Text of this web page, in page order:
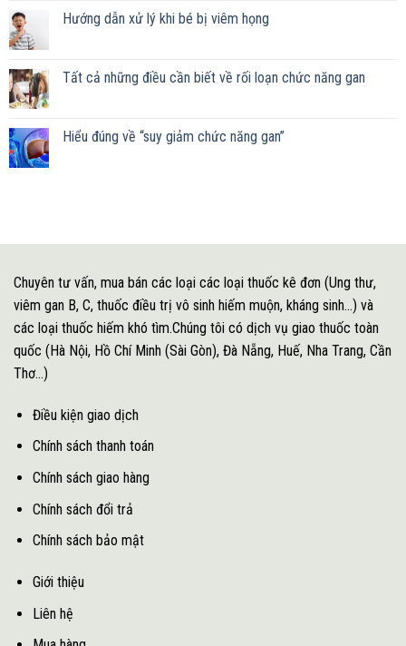
Hướng dẫn xử lý khi bé bị viêm họng
Tất cả những điều cần biết về rối loạn chức năng gan
Hiểu đúng về “suy giảm chức năng gan”
Chuyên tư vấn, mua bán các loại các loại thuốc kê đơn (Ung thư,
viêm gan B, C, thuốc điều trị vô sinh hiếm muộn, kháng sinh...) và
các loại thuốc hiếm khó tìm.Chúng tôi có dịch vụ giao thuốc toàn
quốc (Hà Nội, Hồ Chí Minh (Sài Gòn), Đà Nẵng, Huế, Nha Trang, Cần
Thơ...)
Điều kiện giao dịch
Chính sách thanh toán
Chính sách giao hàng
Chính sách đổi trả
Chính sách bảo mật
Giới thiệu
Liên hệ